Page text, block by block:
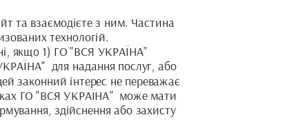
та взаємодієте з ним. Частина
технологій.
якщо 1) ГО "ВСЯ УКРАЇНА"
для надання послуг, або
законний інтерес не переважає
ГО "ВСЯ УКРАЇНА"  може мати
здійснення або захисту